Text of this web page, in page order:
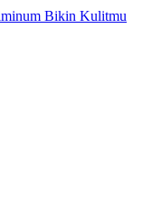
Bikin Kulitmu